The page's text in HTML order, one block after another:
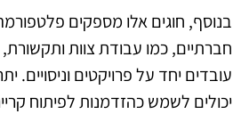
בנוסף, חוגים אלו מספקים
חברתיים, כמו עבודת צוות
עובדים יחד על פרויקטים וניסויים.
יכולים לשמש כהזדמנות לפיתוח